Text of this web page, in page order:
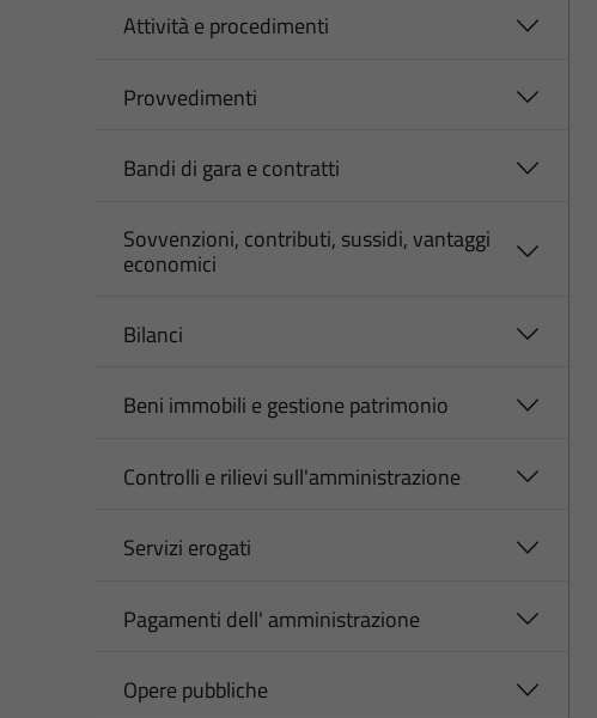
Attività e procedimenti
Provvedimenti
Bandi di gara e contratti
Sovvenzioni, contributi, sussidi, vantaggi
economici
Bilanci
Beni immobili e gestione patrimonio
Controlli e rilievi sull'amministrazione
Servizi erogati
Pagamenti dell' amministrazione
Opere pubbliche